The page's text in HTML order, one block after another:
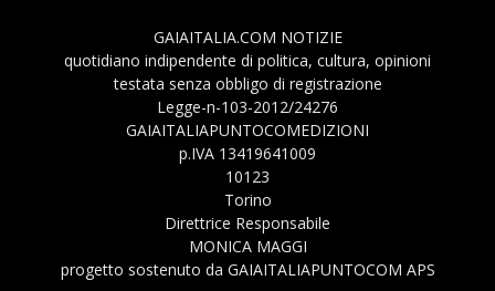
GAIAITALIA.COM NOTIZIE
quotidiano indipendente di politica, cultura, opinioni
testata senza obbligo di registrazione
Legge-n-103-2012/24276
GAIAITALIAPUNTOCOMEDIZIONI
p.IVA 13419641009
10123
Torino
Direttrice Responsabile
MONICA MAGGI
progetto sostenuto da GAIAITALIAPUNTOCOM APS